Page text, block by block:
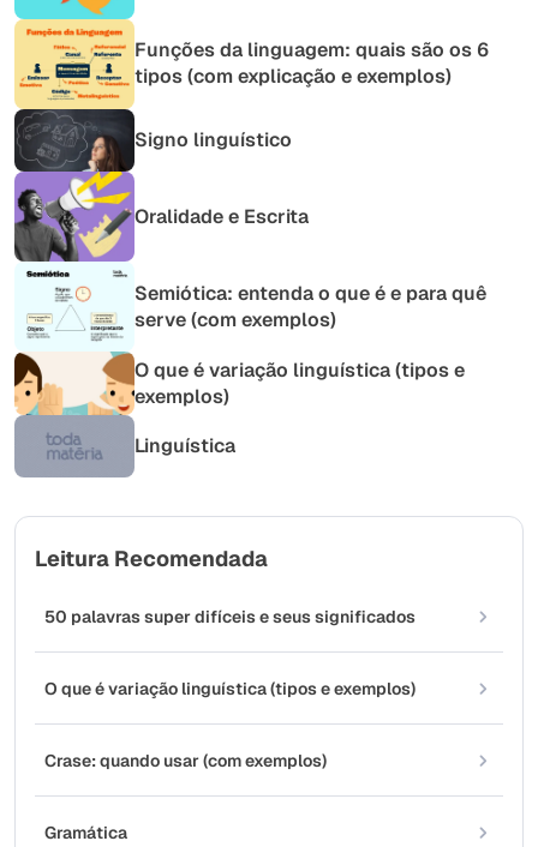
Funções da linguagem: quais são os 6
tipos (com explicação e exemplos)
Signo linguístico
Oralidade e Escrita
Semiótica: entenda o que é e para quê
serve (com exemplos)
O que é variação linguística (tipos e
exemplos)
Linguística
Leitura Recomendada
50 palavras super difíceis e seus significados
O que é variação linguística (tipos e exemplos)
Crase: quando usar (com exemplos)
Gramática